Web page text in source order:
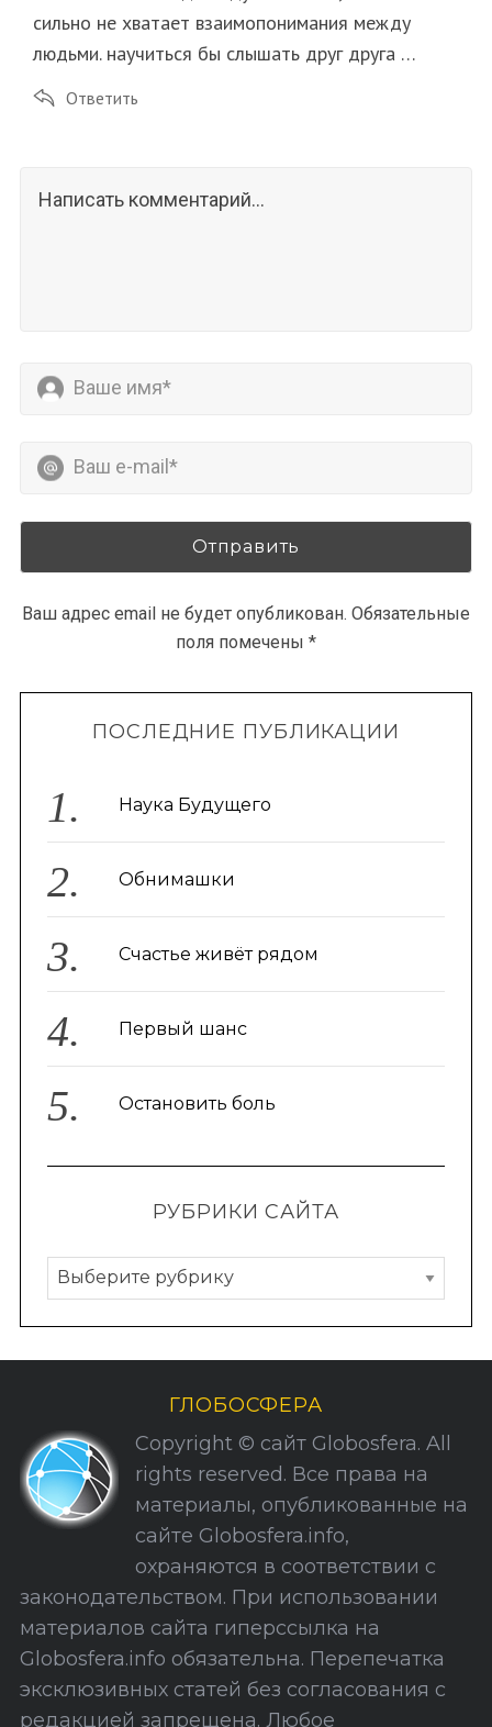
сильно не хватает взаимопонимания между
людьми. научиться бы слышать друг друга …
Ответить
Ваш адрес email не будет опубликован. Обязательные
поля помечены *
ПОСЛЕДНИЕ ПУБЛИКАЦИИ
Наука Будущего
Обнимашки
Счастье живёт рядом
Первый шанс
Остановить боль
РУБРИКИ САЙТА
Р
у
б
р
и
С
а
а
ГЛОБОСФЕРА
Copyright © сайт Globosfera. All
rights reserved. Все права на
материалы, опубликованные на
сайте Globosfera.info,
охраняются в соответствии с
законодательством. При использовании
материалов сайта гиперссылка на
Globosfera.info обязательна. Перепечатка
эксклюзивных статей без согласования с
редакцией запрещена. Любое